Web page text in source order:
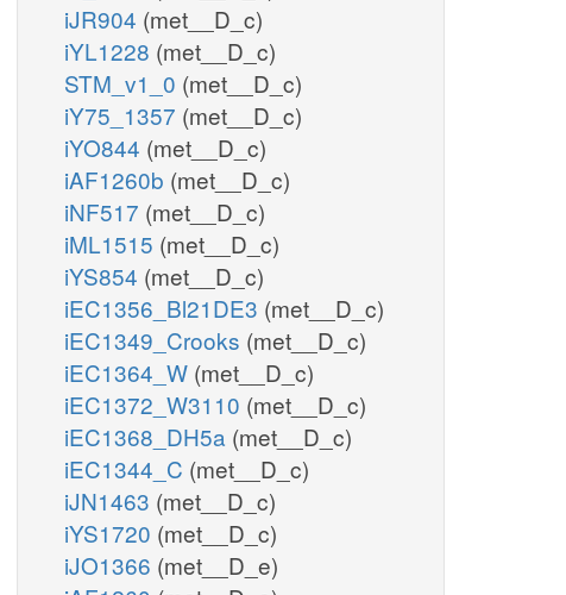
iJR904 (met__D_c)
iYL1228 (met__D_c)
STM_v1_0 (met__D_c)
iY75_1357 (met__D_c)
iYO844 (met__D_c)
iAF1260b (met__D_c)
iNF517 (met__D_c)
iML1515 (met__D_c)
iYS854 (met__D_c)
iEC1356_Bl21DE3 (met__D_c)
iEC1349_Crooks (met__D_c)
iEC1364_W (met__D_c)
iEC1372_W3110 (met__D_c)
iEC1368_DH5a (met__D_c)
iEC1344_C (met__D_c)
iJN1463 (met__D_c)
iYS1720 (met__D_c)
iJO1366 (met__D_e)